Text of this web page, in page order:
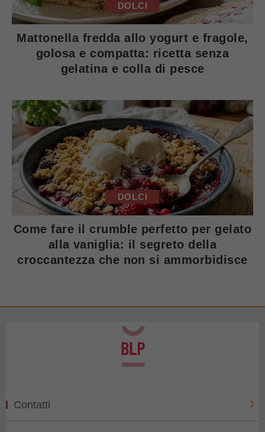
DOLCI
Mattonella fredda allo yogurt e fragole,
golosa e compatta: ricetta senza
gelatina e colla di pesce
DOLCI
Come fare il crumble perfetto per gelato
alla vaniglia: il segreto della
croccantezza che non si ammorbidisce
Contatti